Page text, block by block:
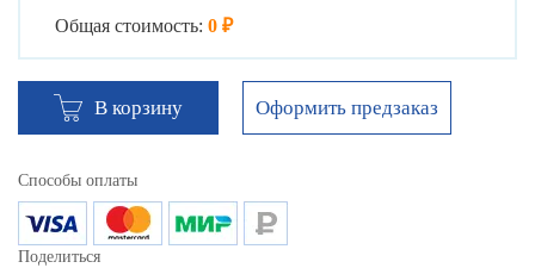
Общая стоимость: 0 ₽
В корзину Оформить предзаказ
Способы оплаты
Поделиться